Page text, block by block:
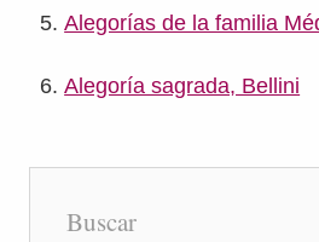
Alegorías de la familia
Alegoría sagrada, Bellini
Buscar